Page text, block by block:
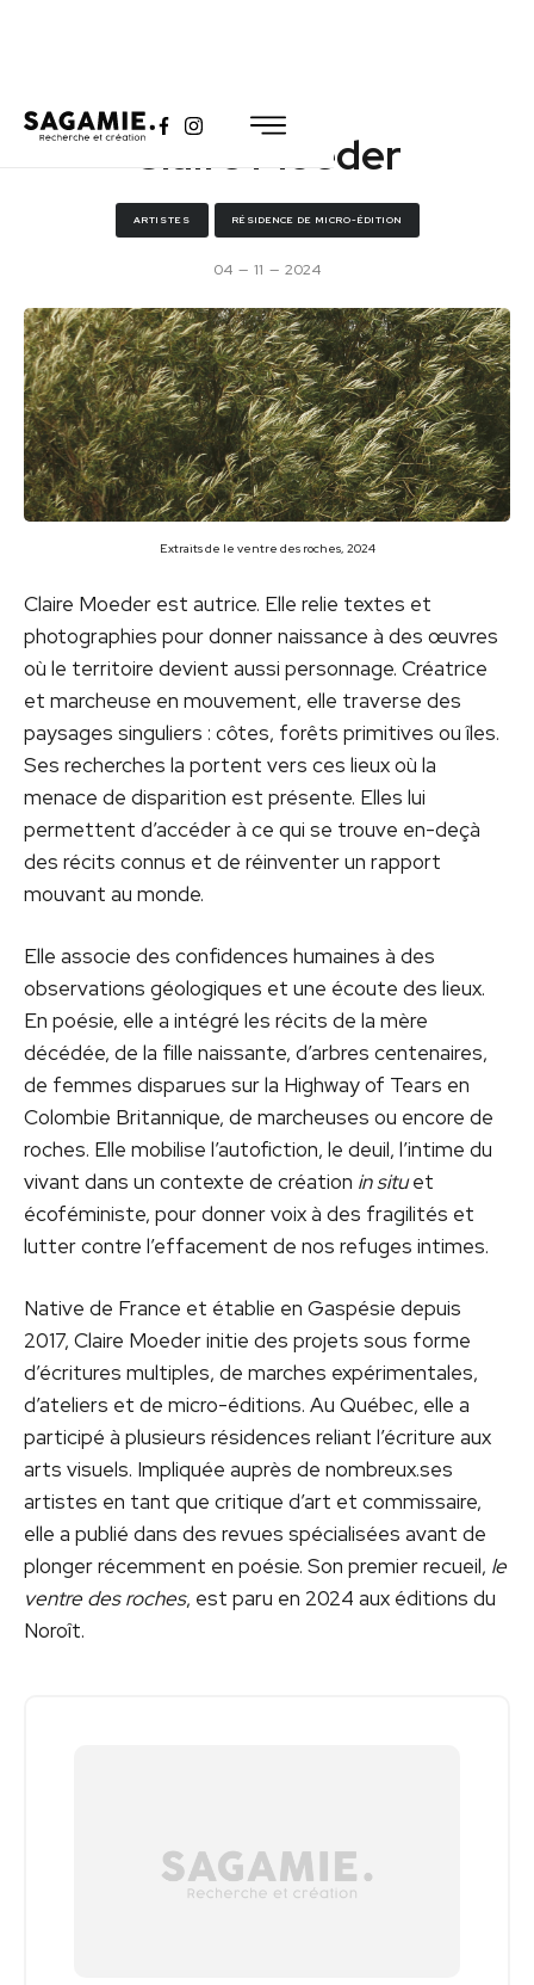
Claire Moeder
ARTISTES RÉSIDENCE DE MICRO-ÉDITION
04 — 11 — 2024
Extraits de le ventre des roches, 2024
Claire Moeder est autrice. Elle relie textes et
photographies pour donner naissance à des œuvres
où le territoire devient aussi personnage. Créatrice
et marcheuse en mouvement, elle traverse des
paysages singuliers : côtes, forêts primitives ou îles.
Ses recherches la portent vers ces lieux où la
menace de disparition est présente. Elles lui
permettent d’accéder à ce qui se trouve en-deçà
des récits connus et de réinventer un rapport
mouvant au monde.
Elle associe des confidences humaines à des
observations géologiques et une écoute des lieux.
En poésie, elle a intégré les récits de la mère
décédée, de la fille naissante, d’arbres centenaires,
de femmes disparues sur la Highway of Tears en
Colombie Britannique, de marcheuses ou encore de
roches. Elle mobilise l’autofiction, le deuil, l’intime du
vivant dans un contexte de création in situet
écoféministe, pour donner voix à des fragilités et
lutter contre l’effacement de nos refuges intimes.
Native de France et établie en Gaspésie depuis
2017, Claire Moeder initie des projets sous forme
d’écritures multiples, de marches expérimentales,
d’ateliers et de micro-éditions. Au Québec, elle a
participé à plusieurs résidences reliant l’écriture aux
arts visuels. Impliquée auprès de nombreux.ses
artistes en tant que critique d’art et commissaire,
elle a publié dans des revues spécialisées avant de
plonger récemment en poésie. Son premier recueil, le
ventre des roches, est paru en 2024 aux éditions du
Noroît.